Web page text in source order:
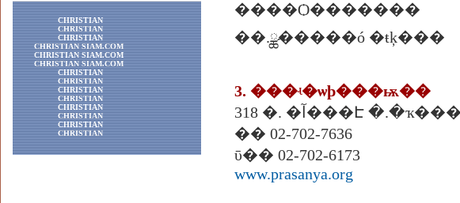
CHRISTIAN
CHRISTIAN
CHRISTIAN
CHRISTIAN SIAM.COM
CHRISTIAN SIAM.COM
CHRISTIAN SIAM.COM
CHRISTIAN
CHRISTIAN
CHRISTIAN
CHRISTIAN
CHRISTIAN
CHRISTIAN
CHRISTIAN
CHRISTIAN
����Ѻ�������
��.ྪ�����ó �ŧķ���
3. ���ʵ�ѡþ���ѭ��
�� 02-702-7636
ῡ�� 02-702-6173
www.prasanya.org